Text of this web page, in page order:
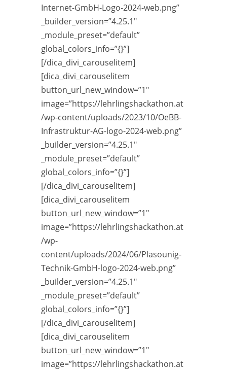
Internet-GmbH-Logo-2024-web.png”
_builder_version=”4.25.1″
_module_preset=”default”
global_colors_info=”{}”]
[/dica_divi_carouselitem]
[dica_divi_carouselitem
button_url_new_window=”1″
image=”https://lehrlingshackathon.at
/wp-content/uploads/2023/10/OeBB-
Infrastruktur-AG-logo-2024-web.png”
_builder_version=”4.25.1″
_module_preset=”default”
global_colors_info=”{}”]
[/dica_divi_carouselitem]
[dica_divi_carouselitem
button_url_new_window=”1″
image=”https://lehrlingshackathon.at
/wp-
content/uploads/2024/06/Plasounig-
Technik-GmbH-logo-2024-web.png”
_builder_version=”4.25.1″
_module_preset=”default”
global_colors_info=”{}”]
[/dica_divi_carouselitem]
[dica_divi_carouselitem
button_url_new_window=”1″
image=”https://lehrlingshackathon.at